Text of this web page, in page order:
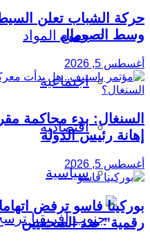
جميع المواد
اجتماعية
اقتصادية
سياسية
حركة الشباب تعلن
وسط الصومال
أغسطس 5, 2026
السنغال: بدء محاكمة
إهانة رئيس الدولة
أغسطس 5, 2026
بوركينا فاسو ترفض
رقمية” ضد الصحفيين